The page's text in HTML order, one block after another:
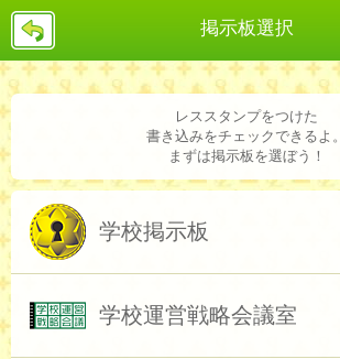
掲示板選択
戻
レススタンプをつけた
書き込みをチェックできるよ。
まずは掲示板を選ぼう！
学校掲示板
学校運営戦略会議室